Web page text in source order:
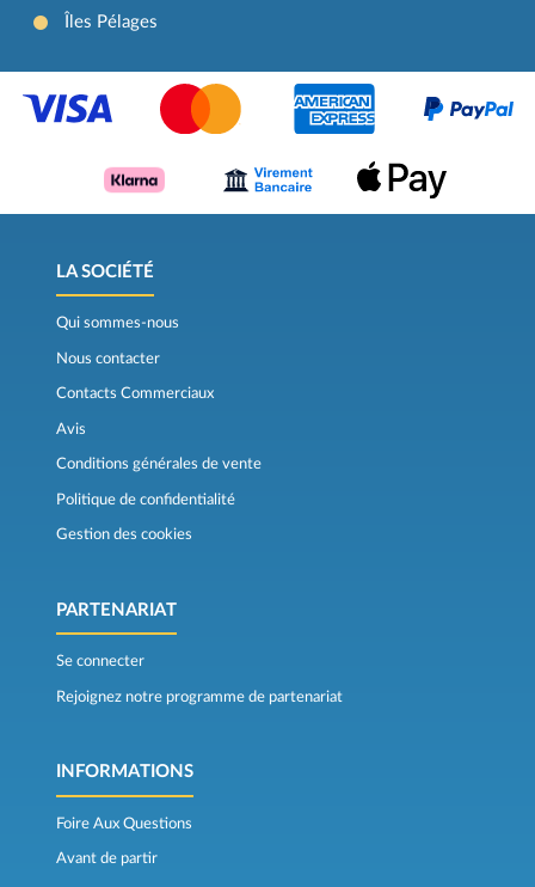
Îles Pélages
LA SOCIÉTÉ
Qui sommes-nous
Nous contacter
Contacts Commerciaux
Avis
Conditions générales de vente
Politique de confidentialité
Gestion des cookies
PARTENARIAT
Se connecter
Rejoignez notre programme de partenariat
INFORMATIONS
Foire Aux Questions
Avant de partir